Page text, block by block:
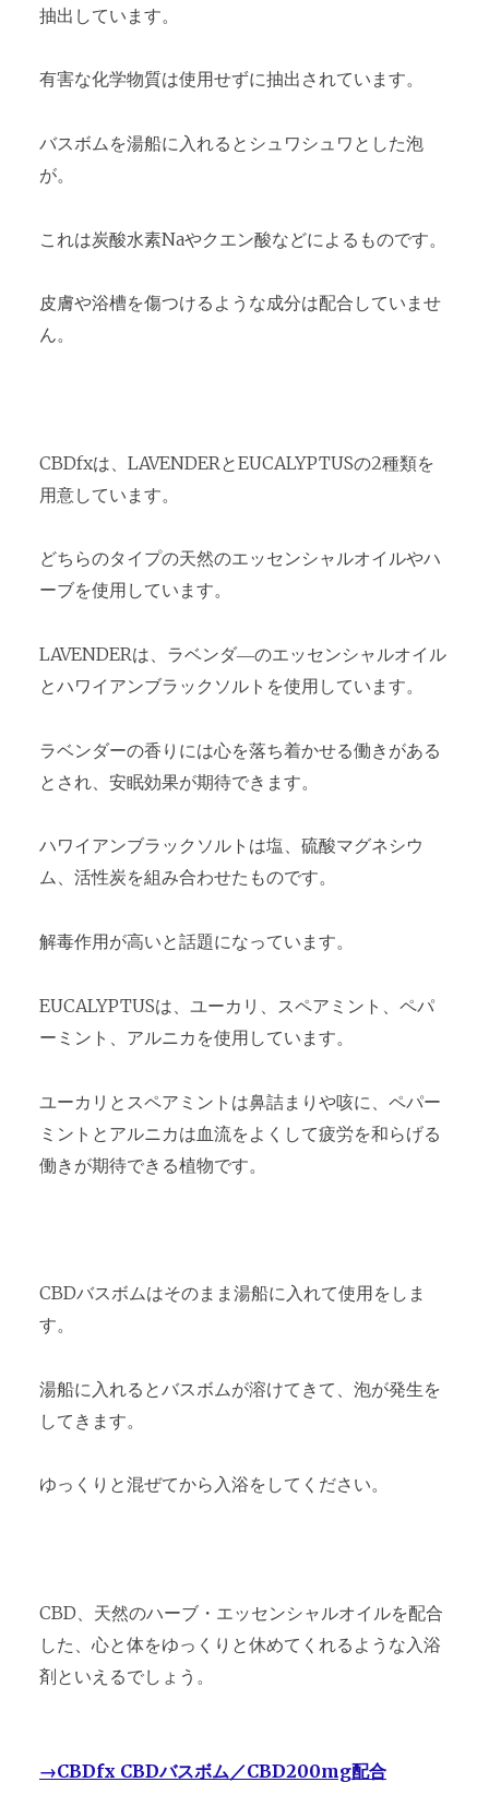
抽出しています。
有害な化学物質は使用せずに抽出されています。
バスボムを湯船に入れるとシュワシュワとした泡
が。
これは炭酸水素Naやクエン酸などによるものです。
皮膚や浴槽を傷つけるような成分は配合していませ
ん。
CBDfxは、LAVENDERとEUCALYPTUSの2種類を
用意しています。
どちらのタイプの天然のエッセンシャルオイルやハ
ーブを使用しています。
LAVENDERは、ラベンダ―のエッセンシャルオイル
とハワイアンブラックソルトを使用しています。
ラベンダーの香りには心を落ち着かせる働きがある
とされ、安眠効果が期待できます。
ハワイアンブラックソルトは塩、硫酸マグネシウ
ム、活性炭を組み合わせたものです。
解毒作用が高いと話題になっています。
EUCALYPTUSは、ユーカリ、スペアミント、ペパ
ーミント、アルニカを使用しています。
ユーカリとスペアミントは鼻詰まりや咳に、ペパー
ミントとアルニカは血流をよくして疲労を和らげる
働きが期待できる植物です。
CBDバスボムはそのまま湯船に入れて使用をしま
す。
湯船に入れるとバスボムが溶けてきて、泡が発生を
してきます。
ゆっくりと混ぜてから入浴をしてください。
CBD、天然のハーブ・エッセンシャルオイルを配合
した、心と体をゆっくりと休めてくれるような入浴
剤といえるでしょう。
→CBDfx CBDバスボム／CBD200mg配合